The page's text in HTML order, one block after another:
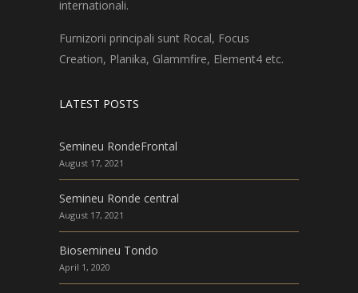
internationali.
Furnizorii principali sunt Rocal, Focus
Creation, Planika, Glammfire, Element4 etc.
LATEST POSTS
Semineu RondeFrontal
August 17, 2021
Semineu Ronde central
August 17, 2021
Biosemineu Tondo
April 1, 2020